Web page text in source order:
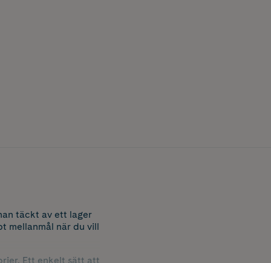
täckt av ett lager
mellanmål när du vill
Ett enkelt sätt att